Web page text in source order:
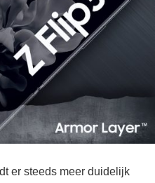
er steeds meer duidelijk